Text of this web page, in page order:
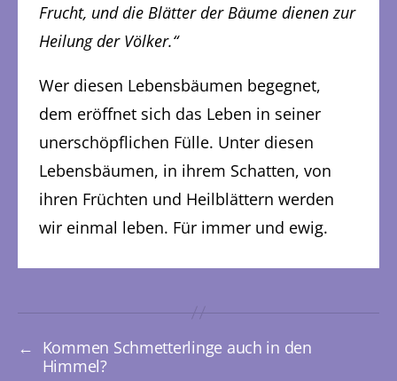
Frucht, und die Blätter der Bäume dienen zur
Heilung der Völker.“
Wer diesen Lebensbäumen begegnet,
dem eröffnet sich das Leben in seiner
unerschöpflichen Fülle. Unter diesen
Lebensbäumen, in ihrem Schatten, von
ihren Früchten und Heilblättern werden
wir einmal leben. Für immer und ewig.
← Kommen Schmetterlinge auch in den
Himmel?